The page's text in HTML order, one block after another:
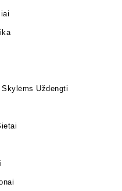
Uždengti